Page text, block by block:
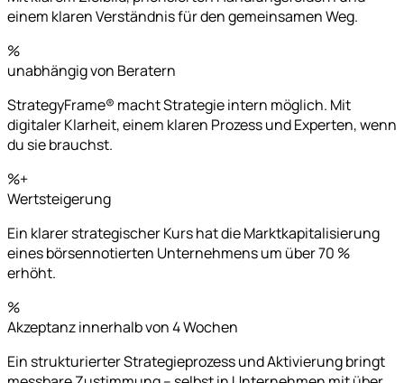
einem klaren Verständnis für den gemeinsamen Weg.
%
unabhängig von Beratern
StrategyFrame® macht Strategie intern möglich. Mit
digitaler Klarheit, einem klaren Prozess und Experten, wenn
du sie brauchst.
%+
Wertsteigerung
Ein klarer strategischer Kurs hat die Marktkapitalisierung
eines börsennotierten Unternehmens um über 70 %
erhöht.
%
Akzeptanz innerhalb von 4 Wochen
Ein strukturierter Strategieprozess und Aktivierung bringt